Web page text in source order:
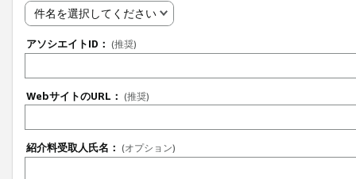
件名を選択してください
アソシエイトID： (推奨)
WebサイトのURL： (推奨)
紹介料受取人氏名： (オプション)